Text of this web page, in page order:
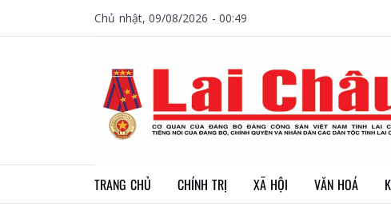
Chủ nhật, 09/08/2026 - 00:49
TRANG CHỦ CHÍNH TRỊ XÃ HỘI VĂN HOÁ